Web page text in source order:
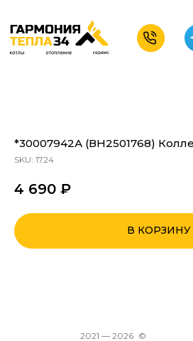
*30007942А (ВН2501768)
SKU: 1724
4 690 ₽
В КОРЗИНУ
©
2026
2021 —